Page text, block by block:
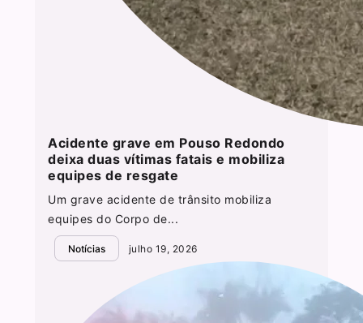
Acidente grave em Pouso Redondo
deixa duas vítimas fatais e mobiliza
equipes de resgate
Um grave acidente de trânsito mobiliza
equipes do Corpo de...
Notícias julho 19, 2026